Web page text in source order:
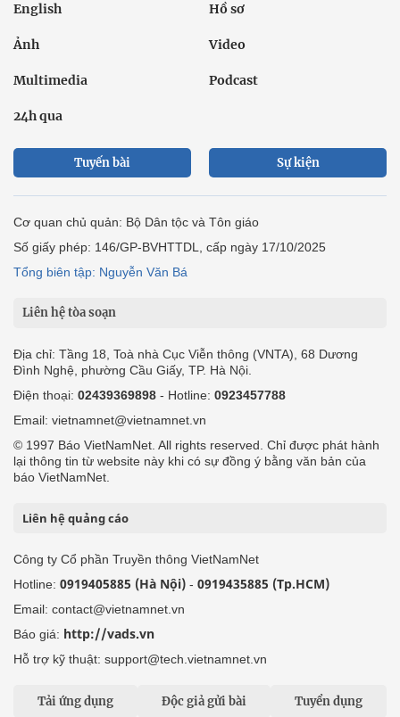
English Hồ sơ
Ảnh Video
Multimedia Podcast
24h qua
Tuyến bài Sự kiện
Cơ quan chủ quản: Bộ Dân tộc và Tôn giáo
Số giấy phép: 146/GP-BVHTTDL, cấp ngày 17/10/2025
Tổng biên tập: Nguyễn Văn Bá
Liên hệ tòa soạn
Địa chỉ: Tầng 18, Toà nhà Cục Viễn thông (VNTA), 68 Dương
Đình Nghệ, phường Cầu Giấy, TP. Hà Nội.
Điện thoại: 02439369898 - Hotline: 0923457788
Email: vietnamnet@vietnamnet.vn
© 1997 Báo VietNamNet. All rights reserved. Chỉ được phát hành
lại thông tin từ website này khi có sự đồng ý bằng văn bản của
báo VietNamNet.
Liên hệ quảng cáo
Công ty Cổ phần Truyền thông VietNamNet
Hotline: 0919405885 (Hà Nội) - 0919435885 (Tp.HCM)
Email: contact@vietnamnet.vn
Báo giá: http://vads.vn
Hỗ trợ kỹ thuật: support@tech.vietnamnet.vn
Tải ứng dụng Độc giả gửi bài Tuyển dụng